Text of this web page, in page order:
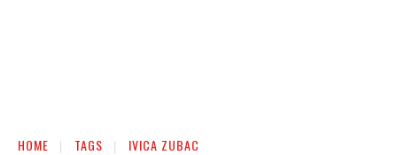
HOME TAGS IVICA ZUBAC